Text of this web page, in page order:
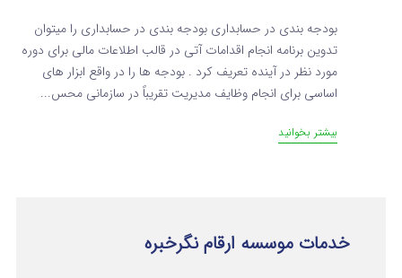
بودجه بندی در حسابداری بودجه بندی در حسابداری را میتوان
تدوین برنامه انجام اقدامات آتی در قالب اطلاعات مالی برای دوره
مورد نظر در آینده تعریف کرد . بودجه ها را در واقع ابزار های
اساسی برای انجام وظایف مدیریت تقریباً در سازمانی محس...
بیشتر بخوانید
خدمات موسسه ارقام نگرخبره